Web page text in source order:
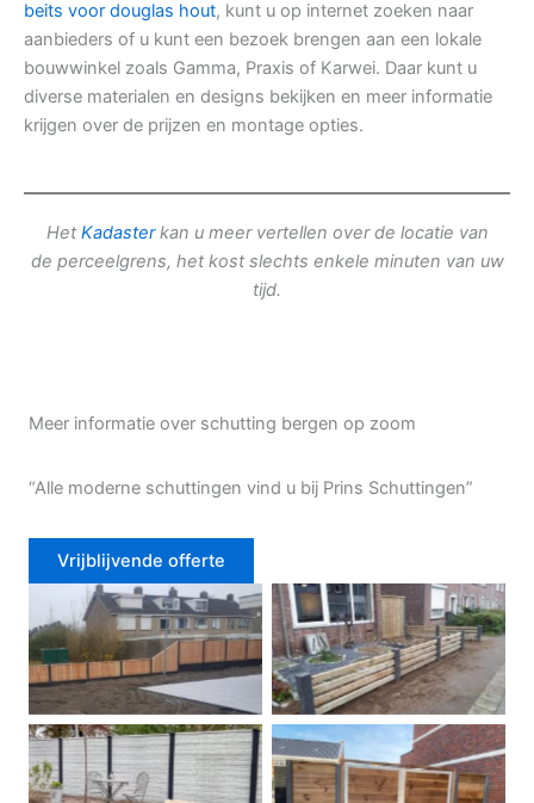
beits voor douglas hout, kunt u op internet zoeken naar
aanbieders of u kunt een bezoek brengen aan een lokale
bouwwinkel zoals Gamma, Praxis of Karwei. Daar kunt u
diverse materialen en designs bekijken en meer informatie
krijgen over de prijzen en montage opties.
Het Kadasterkan u meer vertellen over de locatie van
de perceelgrens, het kost slechts enkele minuten van uw
tijd.
Meer informatie over schutting bergen op zoom
“Alle moderne schuttingen vind u bij Prins Schuttingen”
Vrijblijvende offerte
Douglas schutting Tuinhek voortuin
Betonschutting